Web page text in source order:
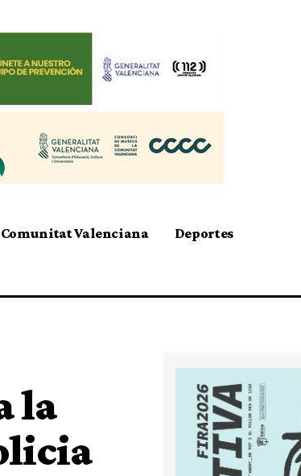
Comunitat Valenciana Deportes
la